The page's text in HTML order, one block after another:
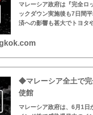
マレーシア政府は『完全ロ
ックダウン実施後も7日間
済への影響も甚大でトヨタ
◆マレーシア全土で
使館
マレーシア政府は、6月1日